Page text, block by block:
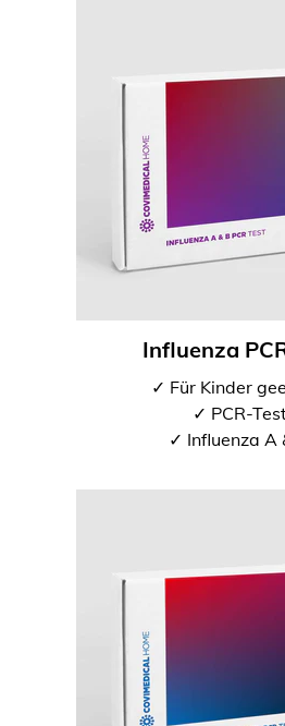
Influenza
✓ Für Kinder
✓ PCR-
✓ Influenza A